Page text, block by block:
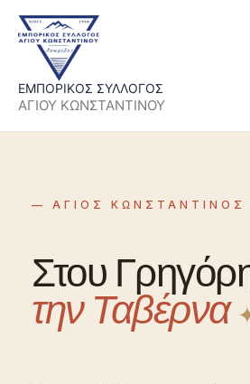
Skip
content
ΕΜΠΟΡΙΚΟΣ ΣΥΛΛΟΓΟΣ
ΑΓΙΟΥ ΚΩΝΣΤΑΝΤΙΝΟΥ
— ΑΓΙΟΣ ΚΩΝΣΤΑΝΤΙΝΟΣ
Στου
την Ταβέρνα